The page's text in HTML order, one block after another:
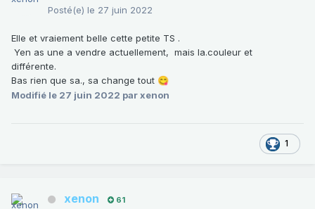
Posté(e) le 27 juin 2022
Elle et vraiement belle cette petite TS .
Yen as une a vendre actuellement, mais la.couleur et
différente.
Bas rien que sa., sa change tout 😋
Modifié le 27 juin 2022 par xenon
1
xenon 61